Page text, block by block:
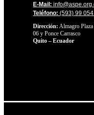
E-Mail:
Teléfono: (593) 99
Dirección: Almagro
06 y Ponce Carrasco
Quito – Ecuador